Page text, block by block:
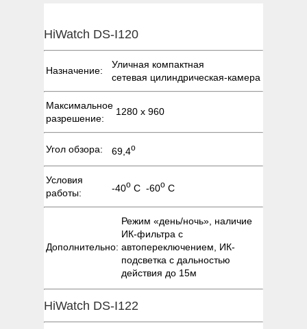
HiWatch DS-I120
Назначение:
Уличная компактная
сетевая цилиндрическая-камера
Максимальное
разрешение:
1280 х 960
Угол обзора: 69,4о
Условия
работы:
-40о С -60о С
Дополнительно:
Режим «день/ночь», наличие
ИК-фильтра с
автопереключением, ИК-
подсветка с дальностью
действия до 15м
HiWatch DS-I122